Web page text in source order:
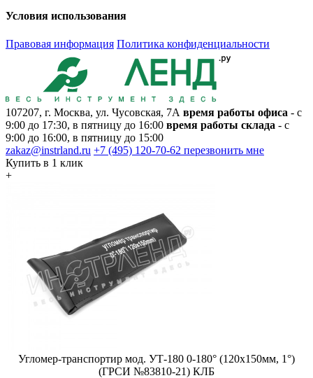
Условия использования
Правовая информация Политика конфиденциальности
107207, г. Москва, ул. Чусовская, 7А время работы офиса - с
9:00 до 17:30, в пятницу до 16:00 время работы склада - с
9:00 до 16:00, в пятницу до 15:00
zakaz@instrland.ru +7 (495) 120-70-62 перезвонить мне
Купить в 1 клик
+
Угломер-транспортир мод. УТ-180 0-180° (120х150мм, 1°)
(ГРСИ №83810-21) КЛБ